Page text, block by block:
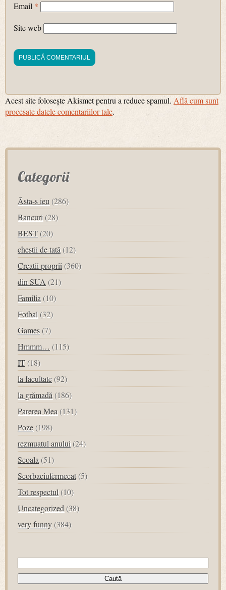
Email *
Site web
Acest site folosește Akismet pentru a reduce spamul. Află cum sunt
procesate datele comentariilor tale.
Categorii
Ăsta-s ieu (286)
Bancuri (28)
BEST (20)
chestii de tată (12)
Creatii proprii (360)
din SUA (21)
Familia (10)
Fotbal (32)
Games (7)
Hmmm… (115)
IT (18)
la facultate (92)
la grămadă (186)
Parerea Mea (131)
Poze (198)
rezmuatul anului (24)
Scoala (51)
Scorbaciufermecat(5)
Tot respectul (10)
Uncategorized (38)
very funny (384)
Caută
după: